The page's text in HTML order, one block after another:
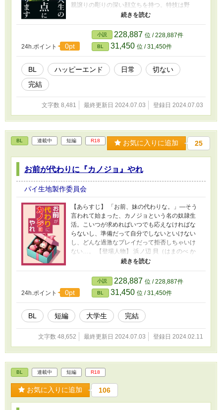
親譲りの彫りの深い顔立ちを持つ。特技は野
球。元々はあまり興味がなかったが、イザリと
ョンはピッチャー。 父親がスペイン人、母親が
日本人という国際的な家庭で育つ。日本に引っ
越してきたことで、言語や文化の違いに戸惑い
ながらも、野球を通じて友人を作り、成長して
いく。 湊 漁（ミナト イザリ）：ライバル 高校
生。勝気で努力家。常に前向きで、周囲を引っ
子の兄弟。マカミと同じく、日本人とスペイン
人のハーフ。明るく活発な性格で、チームのム
ードメーカー。趣味・特技は野球。ポジション
はキャッチャーで、チームの指揮を執ることが
得意。戦術にも詳しく、冷静な判断力を持つ。
マカミと同じく国際的な家庭で育ち、日本に引
っ越してからもその明るさで友人を作る。マカ
ミを常に気にかけ、彼の支えとなる。 アンウィ
ル：受け 高校生。明るく社交的で、誰とでもす
ぐに仲良くなれる性格。感情を素直に表現し、
人を励ますことが得意。マカミとイザリの幼馴
気づける。趣味は野球。ポジションはピッチャ
ーから→キャッチャーへ転向。幼少期からマカ
ミとイザリと共に過ごし、特にマカミに対して
は特別な感情を抱く。とある事故の後、夢を継
ぐためにマカミと共に甲子園を目指す。 【あら
すじ※重要なネタバレを含む】 小学生時代 物語
は、スペイン人の父と日本人の母を持つ双子の
兄弟、アルベルト（マカミ）とイザリが、日本
に引っ越してくるところから始まる。マカミは
内向的で、イザリは勝気で努力家である。彼ら
は幼馴染のアンウィルと一緒に野球を始める
が、マカミは野球にあまり興味がなく、イザリ
やアンウィルに影響されて始めただけである。
始めると、マカミは野球を続ける理由ができ、
マカミ、イザリ、アンウィルは高校生になり、
さらに野球に打ち込むようになる。イザリの夢
は甲子園出場で、アンウィルもその夢を共有し
アンウィルへの恋心から野球を続けている。イ
ザリはマカミの気持ちを知っているが、そのこ
24h.ポイント 0pt
小説 228,887 位 / 228,887件
BL 31,450 位 / 31,450件
BL ハッピーエンド 日常
切ない
完結
文字数 8,481 最終更新日 2024.07.03 登録日 2024.07.03
BL 連載中 短編 R18 お気に入りに追加 25
お前が代わりに『カノジョ』やれ
パイ生地製作委員会
【あらすじ】 「お前、妹の代わりな。」―そう
言われて始まった、カノジョという名の奴隷生
活。こいつが求めればいつでも応えなければな
らないし、準備だって自分でしないといけない
し、どんな過激なプレイだって拒否しちゃいけ
ない…。 【登場人物】 浜ノ辺 貝（はまのべ か
い）⇔妹は真波（まなみ） 大学1年生。大学の語
リくんと隣の席になる。ふとしたことから妹と
チャラ男で有名なイザリくんが付き合っている
ことを知る。 湊 漁（みなと いざり） 大学1年
生。成績優秀、運動神経抜群、おまけに顔良し
の、天から二物も三物も与えられた存在。ただ
し性格に難あり。高2あたりから彼女をとっかえ
ひっかえしていると噂されている。 更新報告用
のX（Twitter）をフォローすると作品更新に早く
気づけて便利です X（旧Twitter）：
グ： https://piedough.fanbox.cc/ メッセージもら
えると泣いて喜びます：https://marshmallow-
qa.com/8wk9xo87onpix02?
t=dlOeZc&utm_medium=url_text&utm_source=p
romotion
24h.ポイント 0pt
小説 228,887 位 / 228,887件
BL 31,450 位 / 31,450件
BL 短編 大学生 完結
文字数 48,652 最終更新日 2024.07.03 登録日 2024.02.11
BL 連載中 短編 R18
お気に入りに追加 106